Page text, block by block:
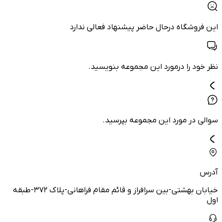
این فروشگاه درحال حاضر پیشنهاد فعالی ندارد
نظر خود را درمورد این مجموعه بنویسید.
سوالی در مورد این مجموعه بپرسید.
آدرس
خیابان بهشتی-بین سرافراز و قائم مقام فراهانی-پلاک ۳۷۲-طبقه
اول